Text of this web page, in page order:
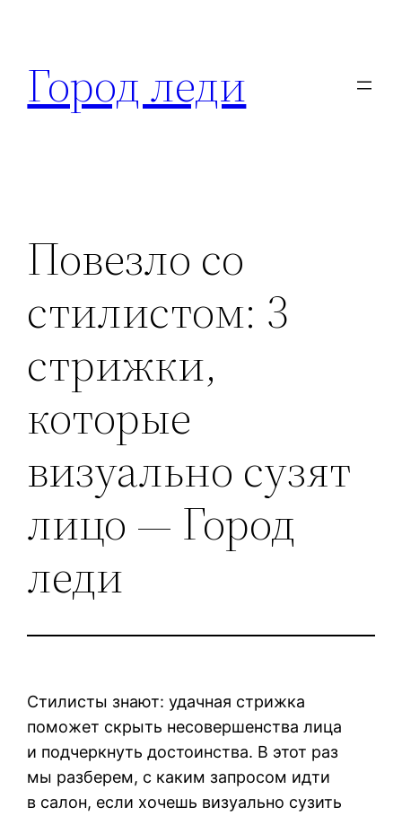
содержимому
Город леди
Повезло со
стилистом: 3
стрижки,
которые
визуально сузят
лицо — Город
леди
Стилисты знают: удачная стрижка
поможет скрыть несовершенства лица
и подчеркнуть достоинства. В этот раз
мы разберем, с каким запросом идти
в салон, если хочешь визуально сузить